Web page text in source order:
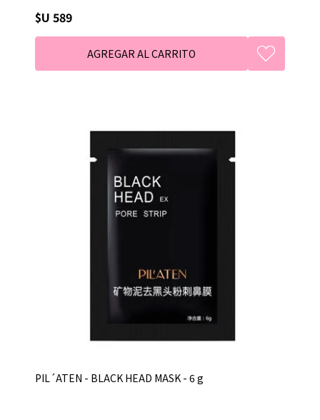
$U 589
PIL´ATEN - BLACK HEAD MASK - 6 g